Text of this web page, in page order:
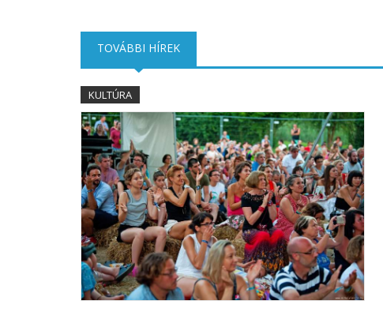
TOVÁBBI HÍREK
KULTÚRA